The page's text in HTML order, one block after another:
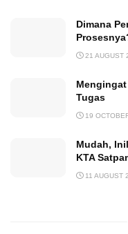
Dimana
21 AUGUST
Tugas
19
Mudah,
KTA
11 AUGUST